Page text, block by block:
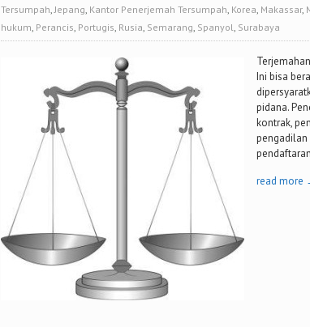
Tersumpah,Jepang, Kantor Penerjemah Tersumpah, Korea, Makassar,
hukum, Perancis, Portugis, Rusia, Semarang, Spanyol, Surabaya
Ini bisa
pidana.
kontrak,
pengadilan
read more